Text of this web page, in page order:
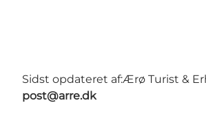
Sidst opdateret af:Ærø Turist &
post@arre.dk